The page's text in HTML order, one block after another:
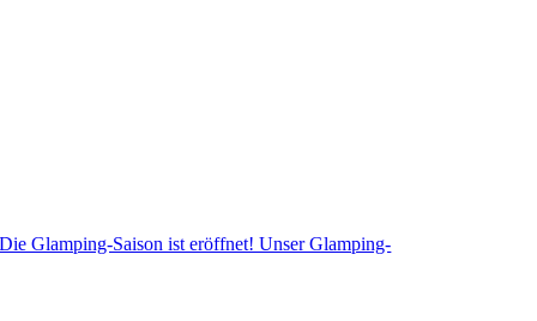
Die Glamping-Saison ist eröffnet! Unser Glamping-